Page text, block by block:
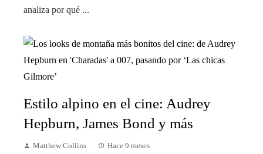
analiza por qué ...
Estilo alpino en el cine: Audrey
Hepburn, James Bond y más
Matthew Collins Hace 9 meses